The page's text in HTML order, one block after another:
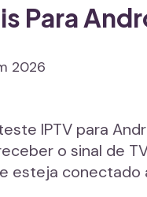
Para
IPTV para
o sinal de
esteja conectado